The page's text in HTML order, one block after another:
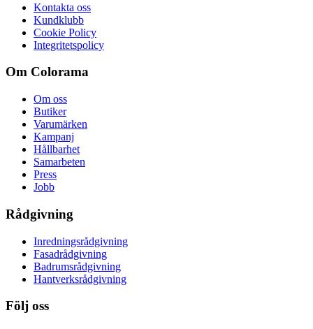
Kontakta oss
Kundklubb
Cookie Policy
Integritetspolicy
Om Colorama
Om oss
Butiker
Varumärken
Kampanj
Hållbarhet
Samarbeten
Press
Jobb
Rådgivning
Inredningsrådgivning
Fasadrådgivning
Badrumsrådgivning
Hantverksrådgivning
Följ oss